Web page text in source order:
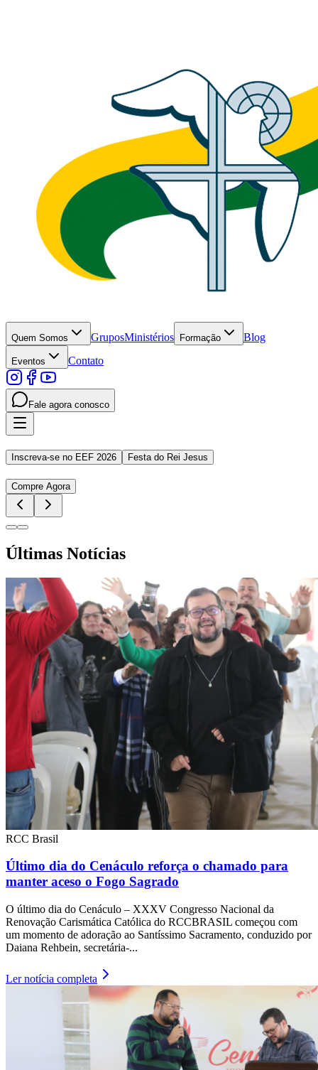
Quem Somos GruposMinistérios Formação Blog
Eventos Contato
Fale agora conosco
Inscreva-se no EEF 2026 Festa do Rei Jesus
Compre Agora
Últimas Notícias
RCC Brasil
Último dia do Cenáculo reforça o chamado para
manter aceso o Fogo Sagrado
O último dia do Cenáculo – XXXV Congresso Nacional da
Renovação Carismática Católica do RCCBRASIL começou com
um momento de adoração ao Santíssimo Sacramento, conduzido por
Daiana Rehbein, secretária-...
Ler notícia completa